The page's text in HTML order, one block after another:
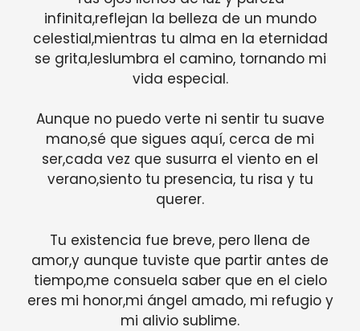
infinita,reflejan la belleza de un mundo
celestial,mientras tu alma en la eternidad
se grita,leslumbra el camino, tornando mi
vida especial.
Aunque no puedo verte ni sentir tu suave
mano,sé que sigues aquí, cerca de mi
ser,cada vez que susurra el viento en el
verano,siento tu presencia, tu risa y tu
querer.
Tu existencia fue breve, pero llena de
amor,y aunque tuviste que partir antes de
tiempo,me consuela saber que en el cielo
eres mi honor,mi ángel amado, mi refugio y
mi alivio sublime.